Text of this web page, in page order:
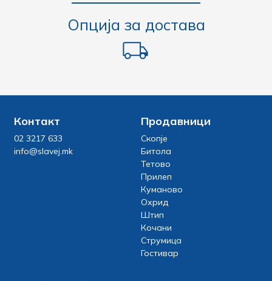
Опција за достава
Контакт
02 3217 633
info@slavej.mk
Продавници
Скопје
Битола
Тетово
Прилеп
Куманово
Охрид
Штип
Кочани
Струмица
Гостивар